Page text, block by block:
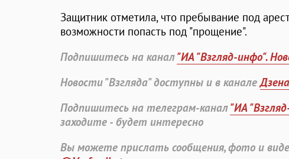
Защитник отметила, что пребывание под
возможности попасть под "прощение".
Подпишитесь на канал"ИА "Взгляд-инфо".
Новости "Взгляда" доступны и в каналеДзена
Подпишитесь на телеграм-канал"ИА
заходите - будет интересно
Вы можете прислать сообщения, фото и